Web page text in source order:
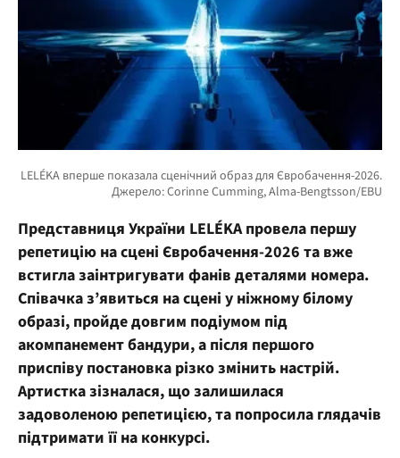
Представниця України LELÉKA провела першу
репетицію на сцені Євробачення-2026 та вже
встигла заінтригувати фанів деталями номера.
Співачка з’явиться на сцені у ніжному білому
образі, пройде довгим подіумом під
акомпанемент бандури, а після першого
приспіву постановка різко змінить настрій.
Артистка зізналася, що залишилася
задоволеною репетицією, та попросила глядачів
підтримати її на конкурсі.